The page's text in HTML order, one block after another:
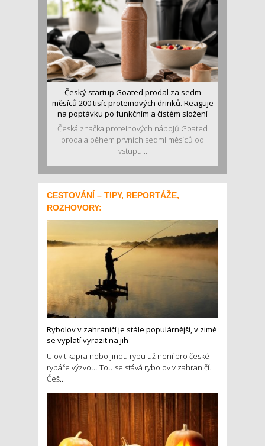
Český startup Goated prodal za sedm
měsíců 200 tisíc proteinových drinků. Reaguje
na poptávku po funkčním a čistém složení
Česká značka proteinových nápojů Goated
prodala během prvních sedmi měsíců od
vstupu...
CESTOVÁNÍ – TIPY, REPORTÁŽE,
ROZHOVORY:
Rybolov v zahraničí je stále populárnější, v zimě
se vyplatí vyrazit na jih
Ulovit kapra nebo jinou rybu už není pro české
rybáře výzvou. Tou se stává rybolov v zahraničí.
Češ...